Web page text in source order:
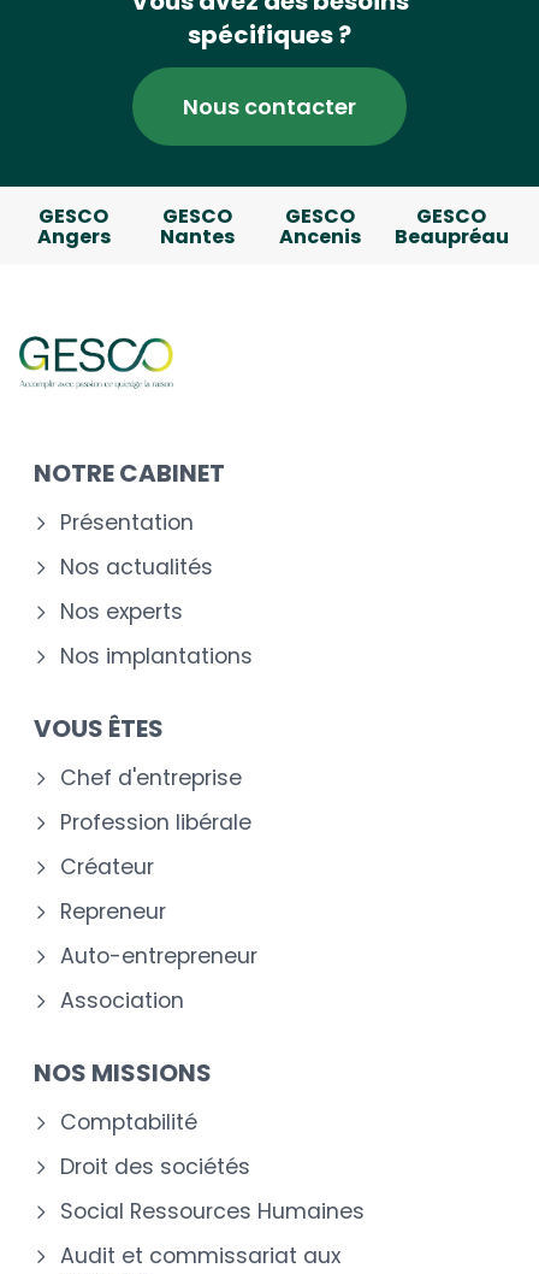
spécifiques ?
Nous contacter
GESCO
Angers
GESCO
Nantes
GESCO
Ancenis
GESCO
Beaupréau
NOTRE CABINET
Présentation
Nos actualités
Nos experts
Nos implantations
VOUS ÊTES
Chef d'entreprise
Profession libérale
Créateur
Repreneur
Auto-entrepreneur
Association
NOS MISSIONS
Comptabilité
Droit des sociétés
Social Ressources Humaines
Audit et commissariat aux